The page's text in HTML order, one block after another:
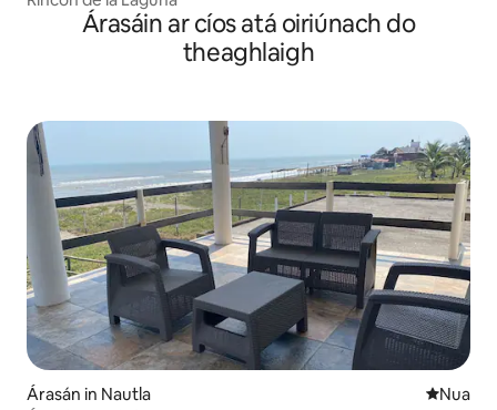
Árasáin ar cíos atá oiriúnach do
theaghlaigh
Árasán in Nautla Áit nua
Nua